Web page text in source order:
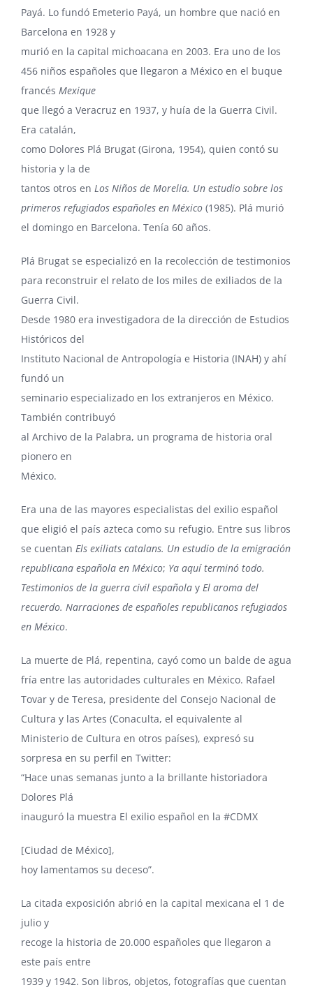
Payá. Lo fundó Emeterio Payá, un hombre que nació en
Barcelona en 1928 y
murió en la capital michoacana en 2003. Era uno de los
456 niños españoles que llegaron a México en el buque
francés Mexique
que llegó a Veracruz en 1937, y huía de la Guerra Civil.
Era catalán,
como Dolores Plá Brugat (Girona, 1954), quien contó su
historia y la de
tantos otros en Los Niños de Morelia. Un estudio sobre los
primeros refugiados españoles en México (1985). Plá murió
el domingo en Barcelona. Tenía 60 años.
Plá Brugat se especializó en la recolección de testimonios
para reconstruir el relato de los miles de exiliados de la
Guerra Civil.
Desde 1980 era investigadora de la dirección de Estudios
Históricos del
Instituto Nacional de Antropología e Historia (INAH) y ahí
fundó un
seminario especializado en los extranjeros en México.
También contribuyó
al Archivo de la Palabra, un programa de historia oral
pionero en
México.
Era una de las mayores especialistas del exilio español
que eligió el país azteca como su refugio. Entre sus libros
se cuentan Els exiliats catalans. Un estudio de la emigración
republicana española en México; Ya aquí terminó todo.
Testimonios de la guerra civil española y El aroma del
recuerdo. Narraciones de españoles republicanos refugiados
en México.
La muerte de Plá, repentina, cayó como un balde de agua
fría entre las autoridades culturales en México. Rafael
Tovar y de Teresa, presidente del Consejo Nacional de
Cultura y las Artes (Conaculta, el equivalente al
Ministerio de Cultura en otros países), expresó su
sorpresa en su perfil en Twitter:
“Hace unas semanas junto a la brillante historiadora
Dolores Plá
inauguró la muestra El exilio español en la #CDMX
[Ciudad de México],
hoy lamentamos su deceso”.
La citada exposición abrió en la capital mexicana el 1 de
julio y
recoge la historia de 20.000 españoles que llegaron a
este país entre
1939 y 1942. Son libros, objetos, fotografías que cuentan